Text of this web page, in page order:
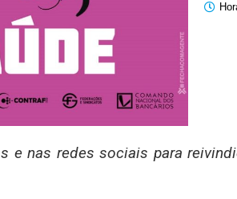
e nas redes sociais para